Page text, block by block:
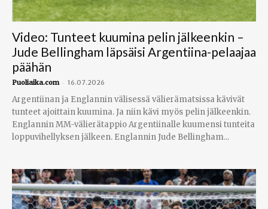
Video: Tunteet kuumina pelin jälkeenkin –
Jude Bellingham läpsäisi Argentiina-pelaajaa
päähän
Puoliaika.com - 16.07.2026
Argentiinan ja Englannin välisessä välierämatsissa kävivät
tunteet ajoittain kuumina. Ja niin kävi myös pelin jälkeenkin.
Englannin MM-välierätappio Argentiinalle kuumensi tunteita
loppuvihellyksen jälkeen. Englannin Jude Bellingham...